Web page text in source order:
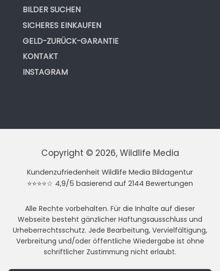
BILDER SUCHEN
SICHERES EINKAUFEN
GELD-ZURÜCK-GARANTIE
KONTAKT
INSTAGRAM
Copyright © 2026, Wildlife Media
Kundenzufriedenheit Wildlife Media Bildagentur
⭐⭐⭐⭐☆ 4,9/5 basierend auf 2144 Bewertungen
Alle Rechte vorbehalten. Für die Inhalte auf dieser
Webseite besteht gänzlicher Haftungsausschluss und
Urheberrechtsschutz. Jede Bearbeitung, Vervielfältigung,
Verbreitung und/oder öffentliche Wiedergabe ist ohne
schriftlicher Zustimmung nicht erlaubt.